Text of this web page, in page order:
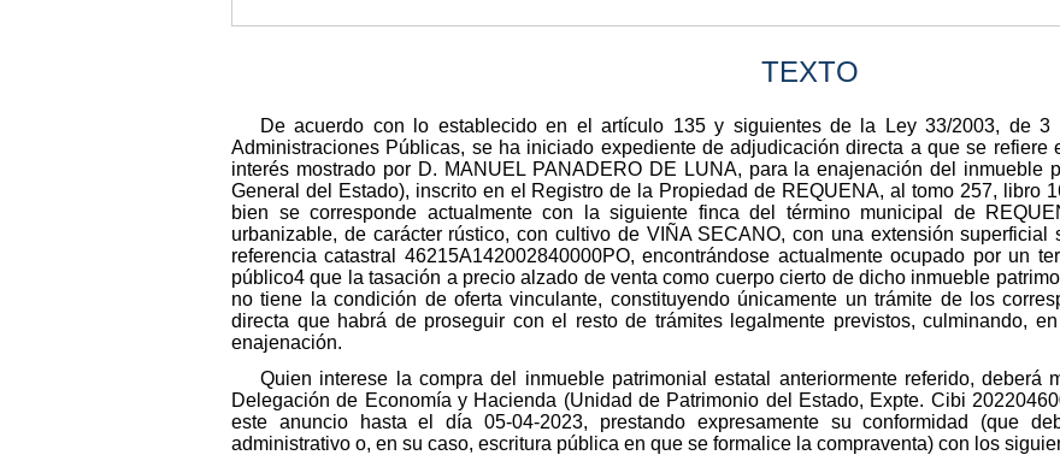
TEXTO
De acuerdo con lo establecido en el artículo 135 y siguientes de la Ley 33/2003, de
Administraciones Públicas, se ha iniciado expediente de adjudicación directa a que se refiere
interés mostrado por D. MANUEL PANADERO DE LUNA, para la enajenación del inmueble
General del Estado), inscrito en el Registro de la Propiedad de REQUENA, al tomo 257, libro
bien se corresponde actualmente con la siguiente finca del término municipal de
urbanizable, de carácter rústico, con cultivo de VIÑA SECANO, con una extensión superficial
referencia catastral 46215A142002840000PO, encontrándose actualmente ocupado por un
público4 que la tasación a precio alzado de venta como cuerpo cierto de dicho inmueble
no tiene la condición de oferta vinculante, constituyendo únicamente un trámite de los
directa que habrá de proseguir con el resto de trámites legalmente previstos, culminando,
enajenación.
Quien interese la compra del inmueble patrimonial estatal anteriormente referido, deberá
Delegación de Economía y Hacienda (Unidad de Patrimonio del Estado, Expte. Cibi
este anuncio hasta el día 05-04-2023, prestando expresamente su conformidad (que
administrativo o, en su caso, escritura pública en que se formalice la compraventa) con los